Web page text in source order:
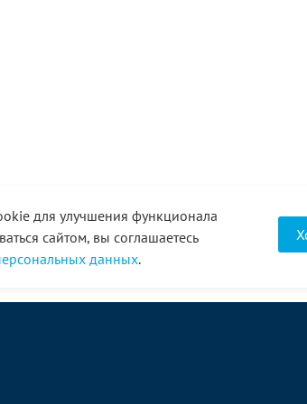
для улучшения функционала
сайтом, вы соглашаетесь
данных.